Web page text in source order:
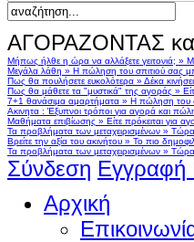
ΑΓΟΡΑΖΟΝΤΑΣ
Μήπως ήλθε η ώρα να αλλάξετε γειτονιά; »
Μεγάλα λάθη » Η πώληση του σπιτιού σας
Πως θα πουλήσετε ευκολότερα » Δέκα
Πως θα μάθετε τα "μυστικά" της αγοράς »
7+1 θανάσιμα αμαρτήματα » Η πώληση του
Ακινητα : Έξυπνοι τρόποι για αγορά και
Μαθήματα επιβίωσης » Είτε πρόκειται για
Τα προβλήματα των μεταχειρισμένων » Τώρα
Βρείτε την αξία του ακινήτου » Το πιο
Τα προβλήματα των μεταχειρισμένων » Τώρα
Σύνδεση Εγγραφή
Αρχική